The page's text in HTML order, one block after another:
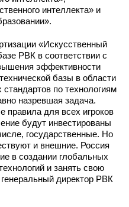
интеллекта» и
«Искусственный
РВК в соответствии с
эффективности
базы в области
по технологиям
назревшая задача.
правила для всех игроков
будут инвестированы
государственные. Но
и внешние. Россия
в создании глобальных
и занять свою
директор РВК